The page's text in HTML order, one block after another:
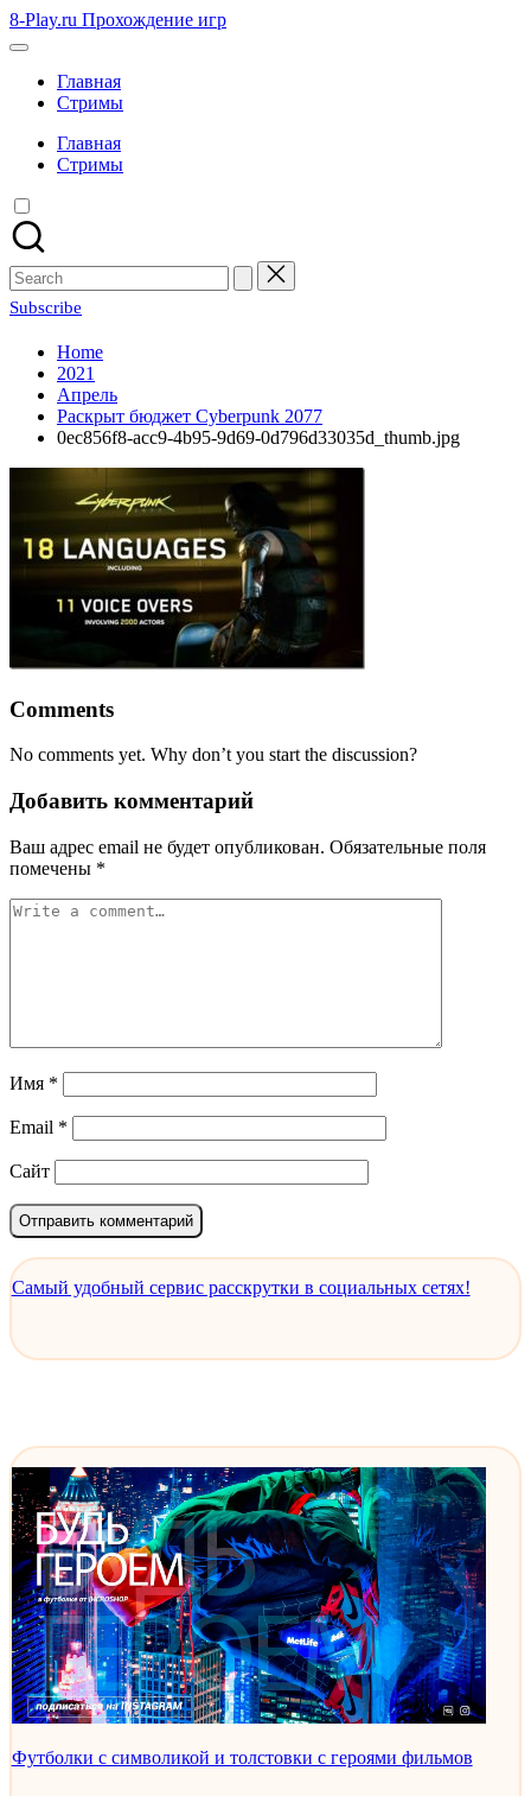
Skip
to
8-Play.ru Прохождение игр
Главная
Стримы
Главная
Стримы
Search
for:
Subscribe
Home
2021
Апрель
Раскрыт бюджет Cyberpunk 2077
0ec856f8-acc9-4b95-9d69-0d796d33035d_thumb.jpg
Comments
No comments yet. Why don’t you start the discussion?
Добавить комментарий
Ваш адрес email не будет опубликован. Обязательные поля
помечены *
Имя *
Email *
Сайт
Самый удобный сервис расскрутки в социальных сетях!
Футболки с символикой и толстовки с героями фильмов